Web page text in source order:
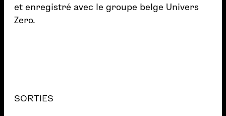
et enregistré avec le groupe belge Univers
Zero.
SORTIES